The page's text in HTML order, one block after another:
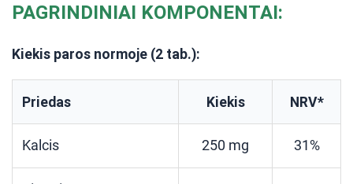
PAGRINDINIAI KOMPONENTAI:
Kiekis paros normoje (2 tab.):
Priedas Kiekis NRV*
Kalcis 250 mg 31%